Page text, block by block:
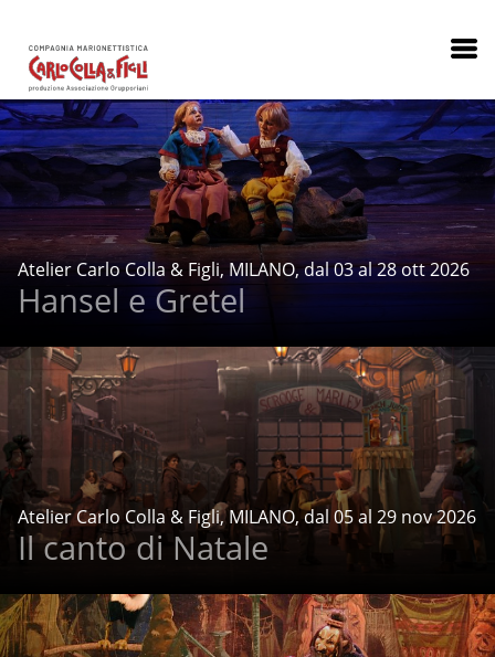
Atelier Carlo Colla & Figli, MILANO, dal 03 al 28 ott 2026
Hansel e Gretel
Atelier Carlo Colla & Figli, MILANO, dal 05 al 29 nov 2026
Il canto di Natale